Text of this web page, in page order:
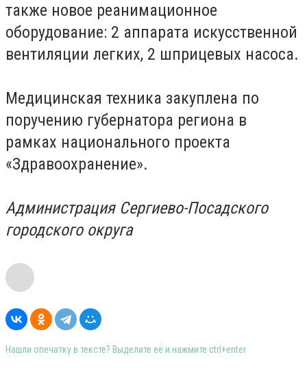
также новое реанимационное
оборудование: 2 аппарата искусственной
вентиляции легких, 2 шприцевых насоса.
Медицинская техника закуплена по
поручению губернатора региона в
рамках национального проекта
«Здравоохранение».
Администрация Сергиево-Посадского
городского округа
Нашли опечатку в тексте? Выделите её и нажмите ctrl+enter